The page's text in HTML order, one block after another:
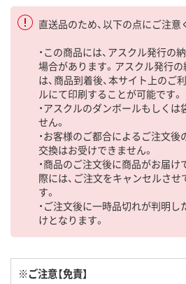
直送品のため、以下の点にご注意
・この商品には、アスクル発行の
場合があります。アスクル発行
は、商品到着後、本サイト上のご
ルにて印刷することが可能です。
・アスクルのダンボールもしく
せん。
・お客様のご都合によるご注文後
交換はお受けできません。
・商品のご注文後に商品がお届
際には、ご注文をキャンセルさ
す。
・ご注文後に一時品切れが判明し
けとなります。
※ご注意【免責】